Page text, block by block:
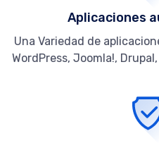
Aplicaciones
Una Variedad de
WordPress, Joomla!,